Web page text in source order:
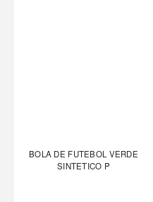
BOLA DE FUTEBOL VERDE
SINTETICO P